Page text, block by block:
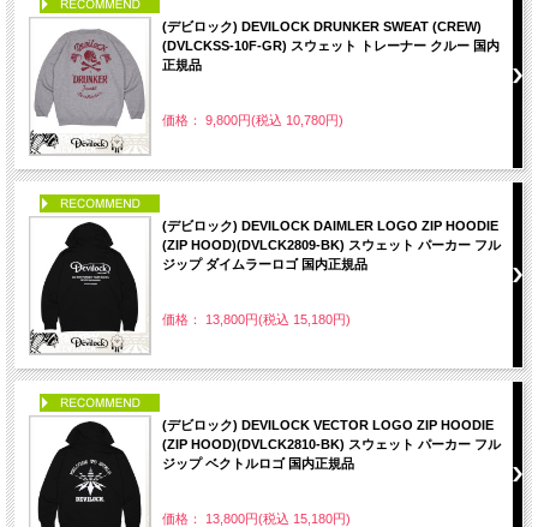
(デビロック) DEVILOCK DRUNKER SWEAT (CREW)
(DVLCKSS-10F-GR) スウェット トレーナー クルー 国内
正規品
価格： 9,800円(税込 10,780円)
(デビロック) DEVILOCK DAIMLER LOGO ZIP HOODIE
(ZIP HOOD)(DVLCK2809-BK) スウェット パーカー フル
ジップ ダイムラーロゴ 国内正規品
価格： 13,800円(税込 15,180円)
(デビロック) DEVILOCK VECTOR LOGO ZIP HOODIE
(ZIP HOOD)(DVLCK2810-BK) スウェット パーカー フル
ジップ ベクトルロゴ 国内正規品
価格： 13,800円(税込 15,180円)